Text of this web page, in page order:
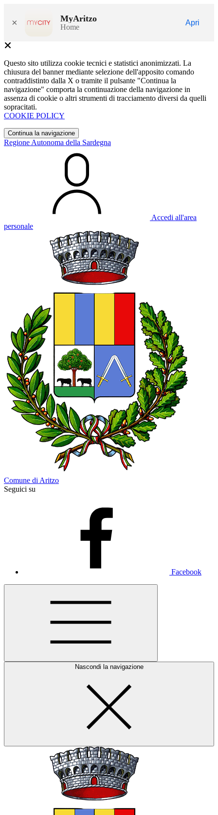
× MyAritzo
Home
Apri
Questo sito utilizza cookie tecnici e statistici anonimizzati. La
chiusura del banner mediante selezione dell'apposito comando
contraddistinto dalla X o tramite il pulsante "Continua la
navigazione" comporta la continuazione della navigazione in
assenza di cookie o altri strumenti di tracciamento diversi da quelli
sopracitati.
COOKIE POLICY
Continua la navigazione
Regione Autonoma della Sardegna
Accedi all'area
personale
Comune di Aritzo
Seguici su
Facebook
Nascondi la navigazione